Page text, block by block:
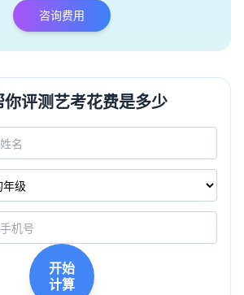
咨询费用
你评测艺考花费是多少
开始
计算